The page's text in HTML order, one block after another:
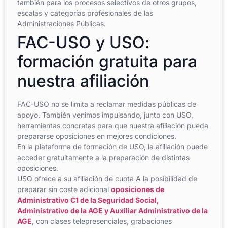
también para los procesos selectivos de otros grupos,
escalas y categorías profesionales de las
Administraciones Públicas.
FAC-USO y USO:
formación gratuita para
nuestra afiliación
FAC-USO no se limita a reclamar medidas públicas de
apoyo. También venimos impulsando, junto con USO,
herramientas concretas para que nuestra afiliación pueda
prepararse oposiciones en mejores condiciones.
En la plataforma de formación de USO, la afiliación puede
acceder gratuitamente a la preparación de distintas
oposiciones.
USO ofrece a su afiliación de cuota A la posibilidad de
preparar sin coste adicional oposiciones de
Administrativo C1 de la Seguridad Social,
Administrativo de la AGE y Auxiliar Administrativo de la
AGE, con clases telepresenciales, grabaciones